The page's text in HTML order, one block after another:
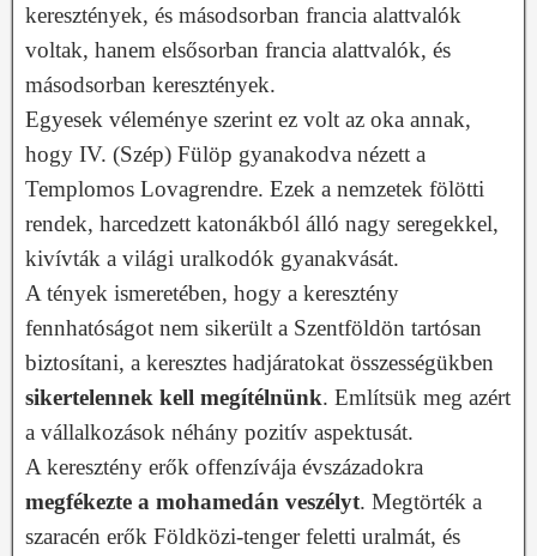
keresztények, és másodsorban francia alattvalók
voltak, hanem elsősorban francia alattvalók, és
másodsorban keresztények.
Egyesek véleménye szerint ez volt az oka annak,
hogy IV. (Szép) Fülöp gyanakodva nézett a
Templomos Lovagrendre. Ezek a nemzetek fölötti
rendek, harcedzett katonákból álló nagy seregekkel,
kivívták a világi uralkodók gyanakvását.
A tények ismeretében, hogy a keresztény
fennhatóságot nem sikerült a Szentföldön tartósan
biztosítani, a keresztes hadjáratokat összességükben
sikertelennek kell megítélnünk. Említsük meg azért
a vállalkozások néhány pozitív aspektusát.
A keresztény erők offenzívája évszázadokra
megfékezte a mohamedán veszélyt. Megtörték a
szaracén erők Földközi-tenger feletti uralmát, és